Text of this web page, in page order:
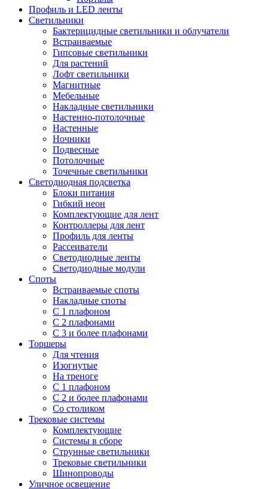
Профиль и LED ленты
Светильники
Бактерицидные светильники и облучатели
Встраиваемые
Гипсовые светильники
Для растений
Лофт светильники
Магнитные
Мебельные
Накладные светильники
Настенно-потолочные
Настенные
Ночники
Подвесные
Потолочные
Точечные светильники
Светодиодная подсветка
Блоки питания
Гибкий неон
Комплектующие для лент
Контроллеры для лент
Профиль для ленты
Рассеиватели
Светодиодные ленты
Светодиодные модули
Споты
Встраиваемые споты
Накладные споты
С 1 плафоном
С 2 плафонами
С 3 и более плафонами
Торшеры
Для чтения
Изогнутые
На треноге
С 1 плафоном
С 2 и более плафонами
Со столиком
Трековые системы
Комплектующие
Системы в сборе
Струнные светильники
Трековые светильники
Шинопроводы
Уличное освещение